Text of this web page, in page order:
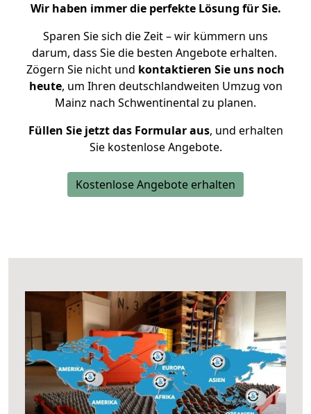
Wir haben immer die perfekte Lösung für Sie.
Sparen Sie sich die Zeit – wir kümmern uns
darum, dass Sie die besten Angebote erhalten.
Zögern Sie nicht und kontaktieren Sie uns noch
heute, um Ihren deutschlandweiten Umzug von
Mainz nach Schwentinental zu planen.
Füllen Sie jetzt das Formular aus, und erhalten
Sie kostenlose Angebote.
Kostenlose Angebote erhalten